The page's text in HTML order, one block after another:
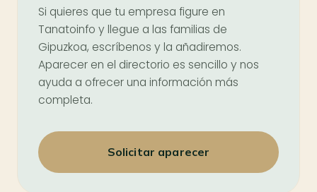
Si quieres que tu empresa figure en
Tanatoinfo y llegue a las familias de
Gipuzkoa, escríbenos y la añadiremos.
Aparecer en el directorio es sencillo y nos
ayuda a ofrecer una información más
completa.
Solicitar aparecer